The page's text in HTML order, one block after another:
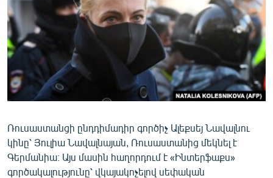
ՄԻՋԱԶԳԱՅԻՆ
ՄՇԱԿՈՒՅԹ
ՍՊՈՐՏ
ՄԵԿՆԱԲԱՆՈՒԹՅՈՒՆ
ՏՏ ԵՒ ԻՆՏԵՐՆԵՏ
ԿՈՐՈՆԱՎԻՐՈՒՍ
ԱՐԽԻՎ
ՏԵՍԱՆՅՈՒԹԵՐ
Ռուսաստանցի ընդդիմադիր գործիչ Ալեքսեյ Նավալնու
կինը՝ Յուլիա Նավալնայան, Ռուսաստանից մեկնել է
Գերմանիա։ Այս մասին հաղորդում է «Ինտերֆաքս»
գործակալությունը՝ վկայակոչելով սեփական